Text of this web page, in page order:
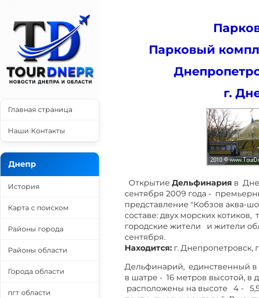
Парковый
г.
Открытие Дельфинария в
сентября 2009 года -
представление "Кобзов аква-
составе: двух морских
городские жители и жители
сентября.
Находится: г. Днепропетровск,
Дельфинарий, единственный в
в шатре - 16 метров высотой, в
расположены на высоте 4 -
Главная страница
Наши Контакты
Днепр
История
Карта с поиском
Районы города
Районы области
Города области
пгт области